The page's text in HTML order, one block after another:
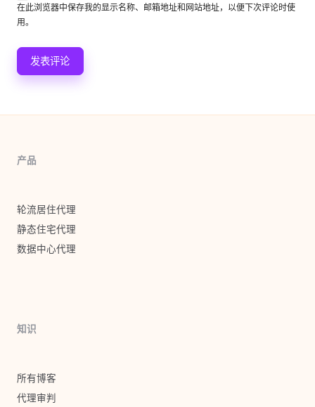
在此浏览器中保存我的显示名称、邮箱地址和网站地址，以便下次评论时使
用。
产品
轮流居住代理
静态住宅代理
数据中心代理
知识
所有博客
代理审判